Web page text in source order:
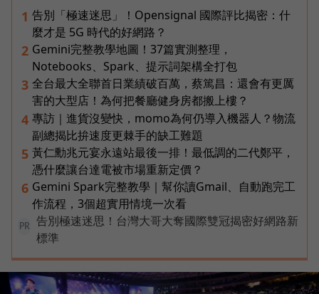
1 告別「極速迷思」！Opensignal 國際評比揭密：什
麼才是 5G 時代的好網路？
2 Gemini完整教學地圖！37篇實測整理，
Notebooks、Spark、提示詞架構全打包
3 全台最大全聯首日業績破百萬，蔡篤昌：還會有更厲
害的大型店！為何把餐廳健身房都搬上樓？
4 專訪｜進貨沒變快，momo為何仍導入機器人？物流
副總揭比拚速度更棘手的缺工難題
5 黃仁勳兆元宴永遠站最後一排！最低調的二代鄭平，
憑什麼讓台達電被市場重新定價？
6 Gemini Spark完整教學｜幫你讀Gmail、自動跑完工
作流程，3個超實用情境一次看
PR
告別極速迷思！台灣大哥大奪國際雙冠揭密好網路新
標準